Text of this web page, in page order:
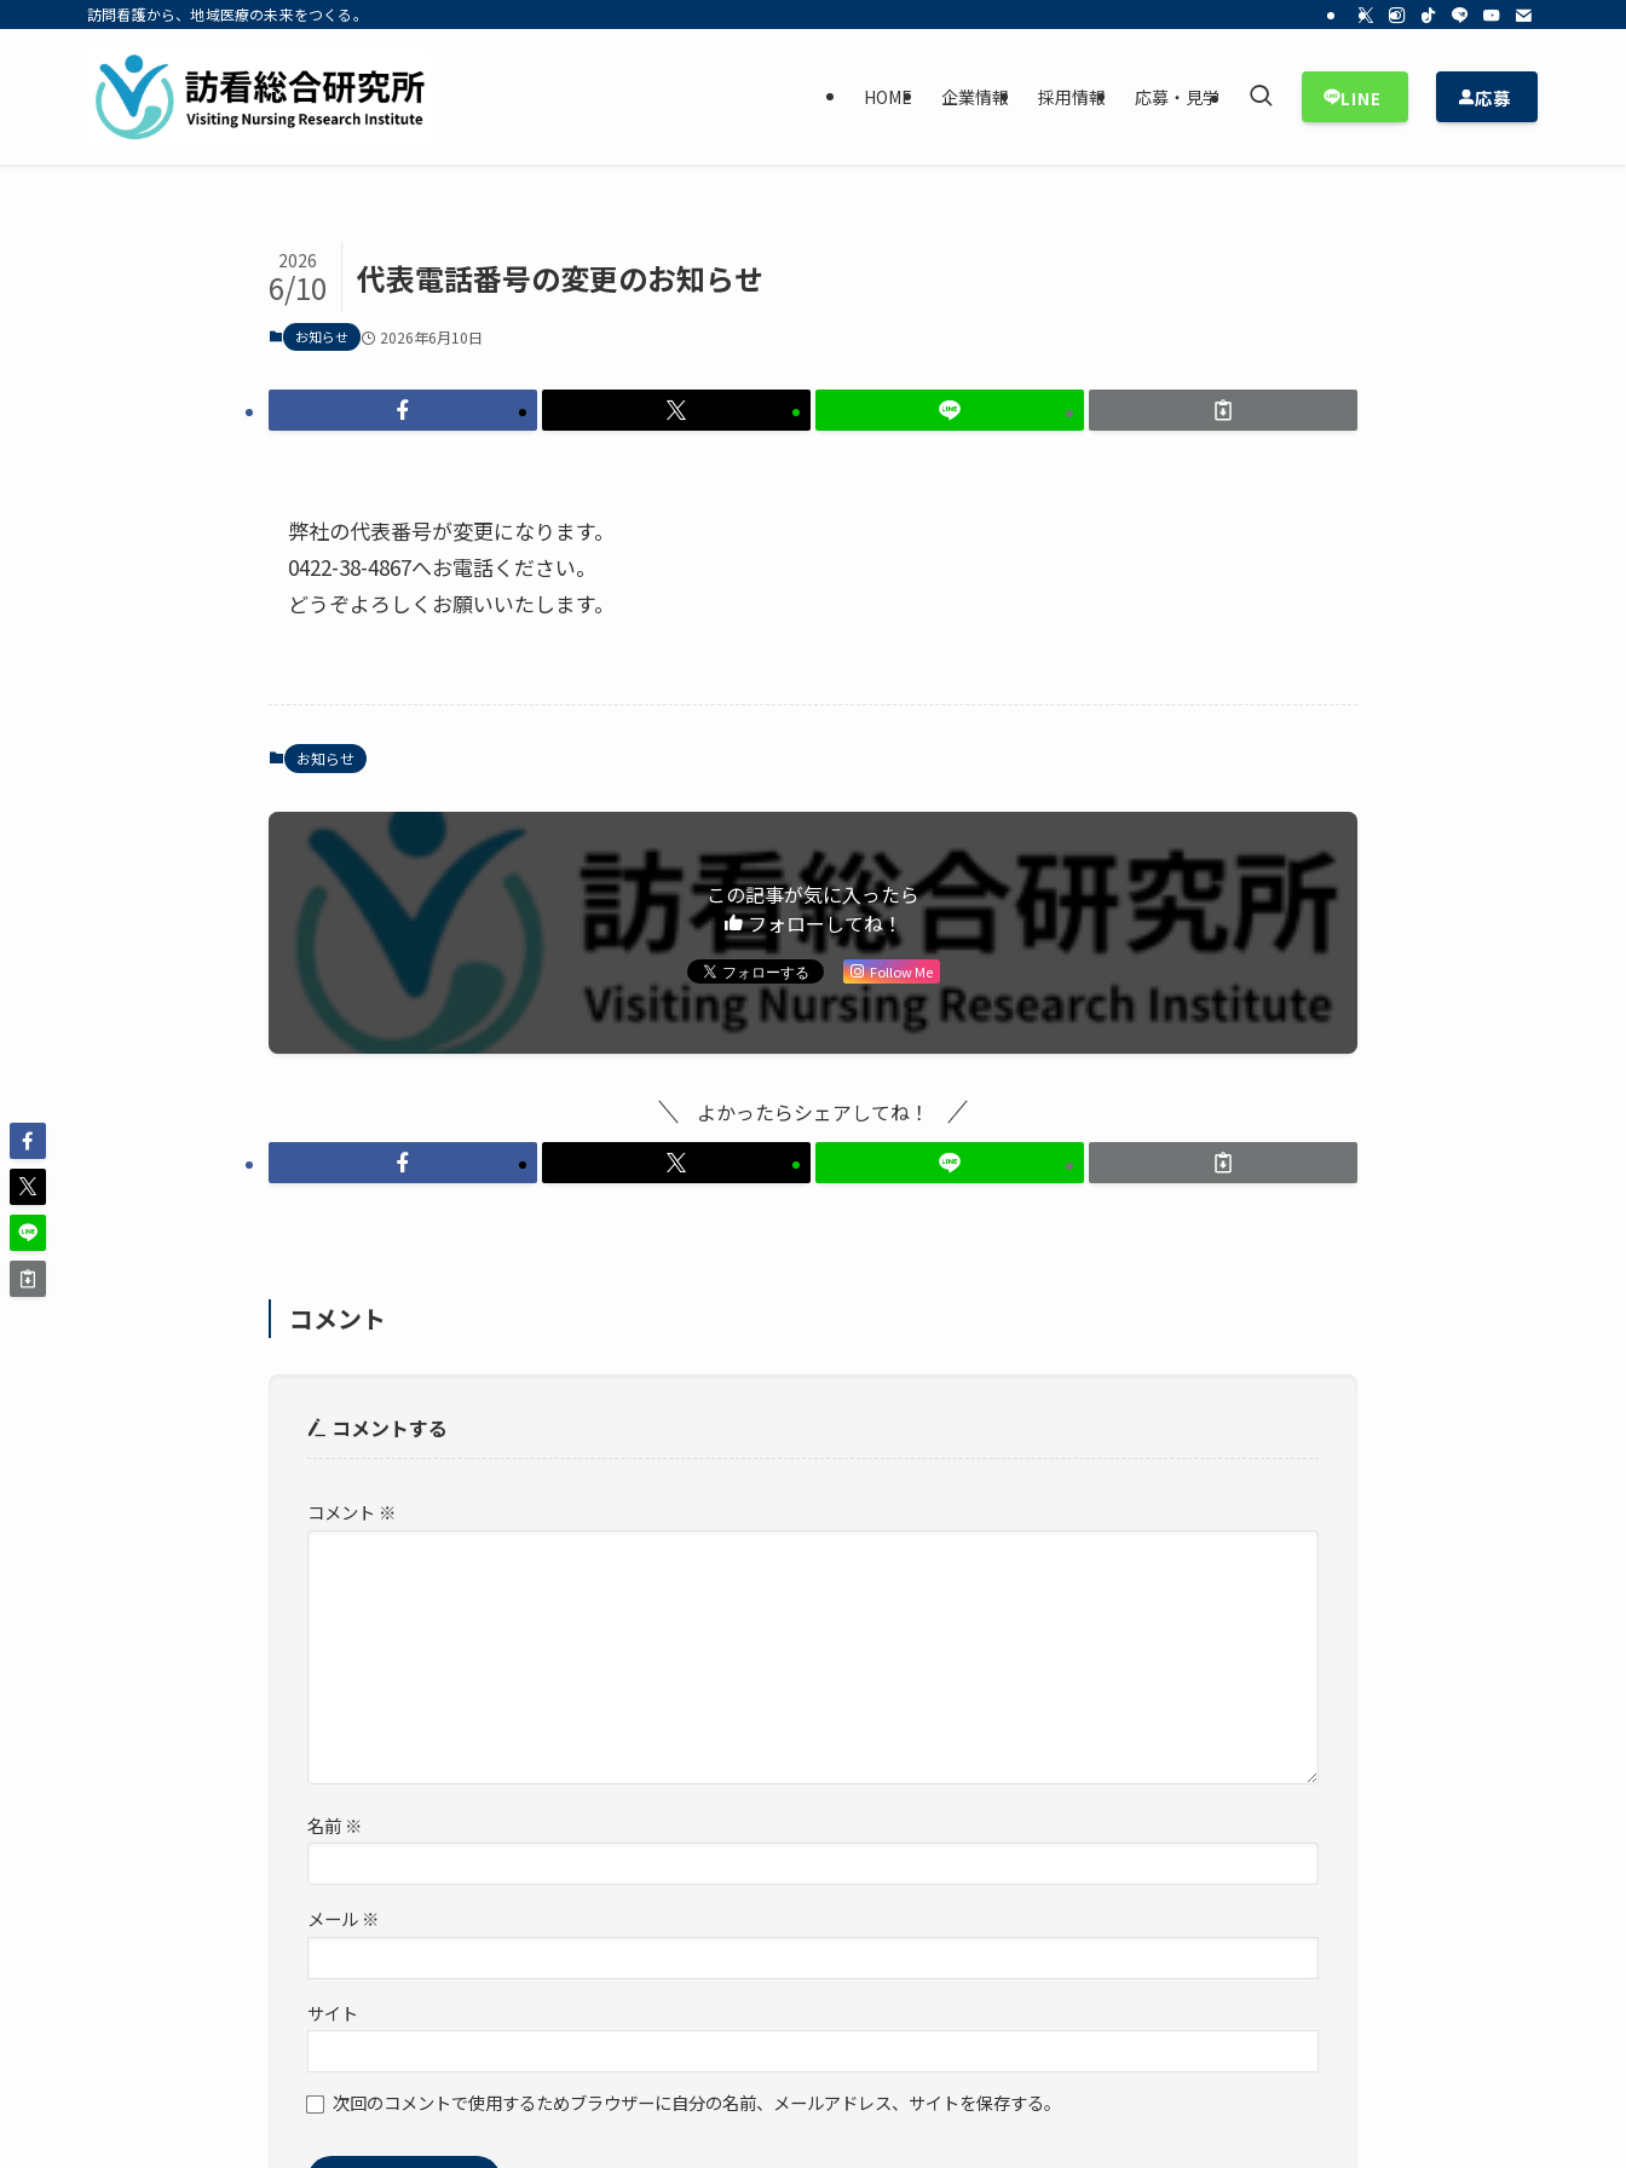
訪問看護から、地域医療の未来をつくる。
HOME 企業情報 採用情報 応募・見学 LINE 応募
代表電話番号の変更のお知らせ
2026
6/10
お知らせ 2026年6月10日
弊社の代表番号が変更になります。
0422-38-4867へお電話ください。
どうぞよろしくお願いいたします。
お知らせ
この記事が気に入ったら
フォローしてね！
Follow Me
よかったらシェアしてね！
コメント
コメントする
コメント ※
名前 ※
メール ※
サイト
次回のコメントで使用するためブラウザーに自分の名前、メールアドレス、サイトを保存する。